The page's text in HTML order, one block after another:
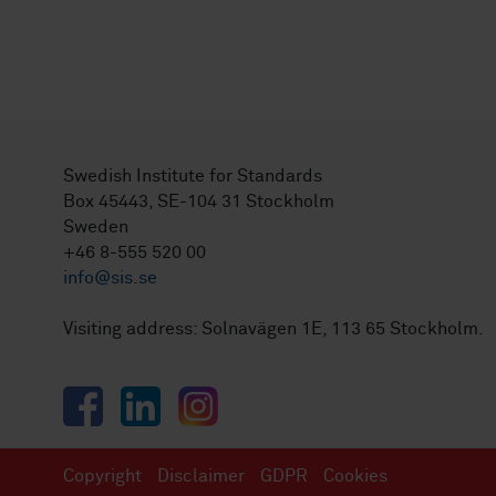
Swedish Institute for Standards
Box 45443, SE-104 31 Stockholm
Sweden
+46 8-555 520 00
info@sis.se
Visiting address: Solnavägen 1E, 113 65 Stockholm.
FacebookLinkedInInstagram
Copyright Disclaimer GDPR Cookies